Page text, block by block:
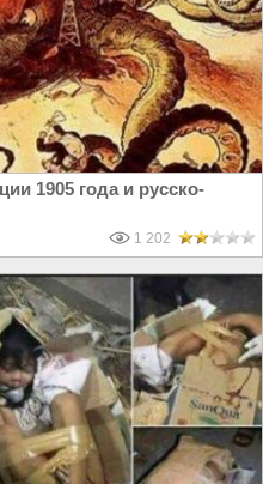
1905 года и русско-
1 202